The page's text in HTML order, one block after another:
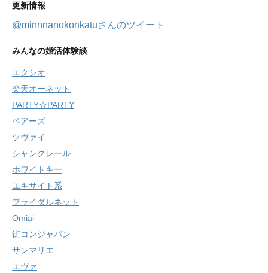
更新情報
@minnnanokonkatuさんのツイート
みんなの婚活体験談
エクシオ
楽天オーネット
PARTY☆PARTY
ペアーズ
ツヴァイ
シャンクレール
ホワイトキー
エキサイト系
ブライダルネット
Omiai
街コンジャパン
サンマリエ
エヴァ